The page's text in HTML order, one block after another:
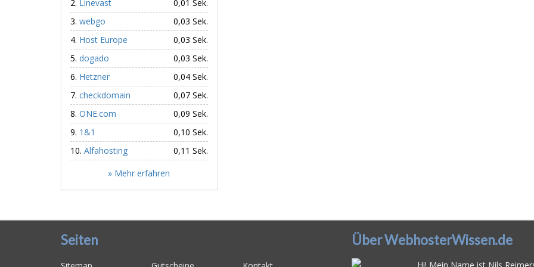
Linevast
0,01 Sek.
webgo
0,03 Sek.
Host Europe
0,03 Sek.
dogado
0,03 Sek.
Hetzner
0,04 Sek.
checkdomain
0,07 Sek.
ONE.com
0,09 Sek.
1&1
0,10 Sek.
Alfahosting
0,11 Sek.
» Mehr erfahren
Seiten Über WebhosterWissen.de